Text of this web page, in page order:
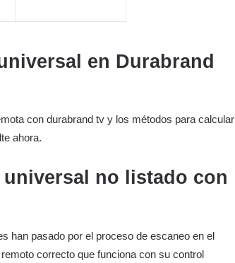
en Durabrand
con durabrand tv y los métodos para calcular
ahora.
no listado con
han pasado por el proceso de escaneo en el
correcto que funciona con su control